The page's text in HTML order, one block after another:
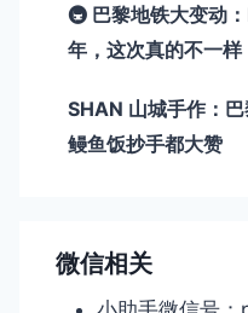
🚇 巴黎地铁大变动
年，这次真的不一样
SHAN 山城手作：
鳗鱼饭抄手都大赞
微信相关